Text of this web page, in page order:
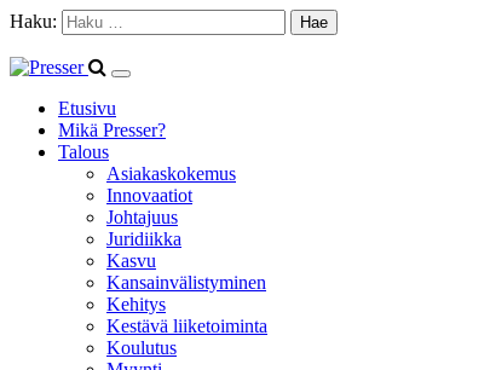
Haku:
Etusivu
Mikä Presser?
Talous
Asiakaskokemus
Innovaatiot
Johtajuus
Juridiikka
Kasvu
Kansainvälistyminen
Kehitys
Kestävä liiketoiminta
Koulutus